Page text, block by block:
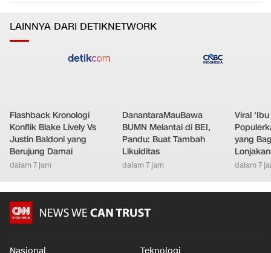
LAINNYA DARI DETIKNETWORK
Flashback Kronologi
Konflik Blake Lively Vs
Justin Baldoni yang
Berujung Damai
dalam 7 jam
DanantaraMauBawa
BUMN Melantai di BEI,
Pandu: Buat Tambah
Likuiditas
dalam 7 jam
Viral
yang
dalam 7
Nasional Teknologi